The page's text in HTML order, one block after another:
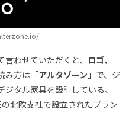
わせていただくと、 ロゴ、
み方は「アルタゾーン 」で、ジ
タル家具を設計している、
北欧支社で設立されたブラン